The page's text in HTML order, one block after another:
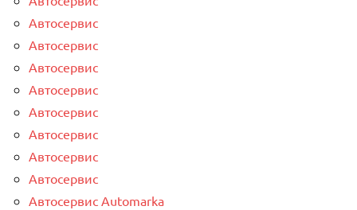
Автосервис
Автосервис
Автосервис
Автосервис
Автосервис
Автосервис
Автосервис
Автосервис
Автосервис Automarka